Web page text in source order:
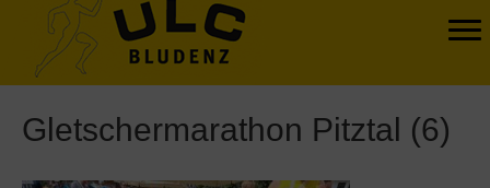
Gletschermarathon Pitztal (6)